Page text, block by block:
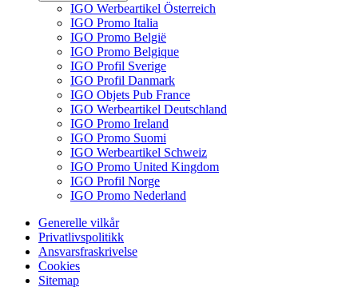
IGO Werbeartikel Österreich
IGO Promo Italia
IGO Promo België
IGO Promo Belgique
IGO Profil Sverige
IGO Profil Danmark
IGO Objets Pub France
IGO Werbeartikel Deutschland
IGO Promo Ireland
IGO Promo Suomi
IGO Werbeartikel Schweiz
IGO Promo United Kingdom
IGO Profil Norge
IGO Promo Nederland
Generelle vilkår
Privatlivspolitikk
Ansvarsfraskrivelse
Cookies
Sitemap